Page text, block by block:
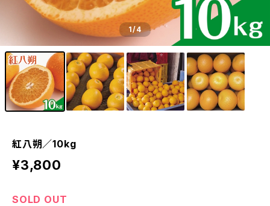
1/4
紅八朔／10kg
¥3,800
SOLD OUT